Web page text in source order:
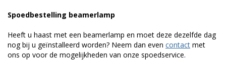
Spoedbestelling beamerlamp
Heeft u haast met een beamerlamp en moet deze dezelfde dag
nog bij u geïnstalleerd worden? Neem dan even contact met
ons op voor de mogelijkheden van onze spoedservice.